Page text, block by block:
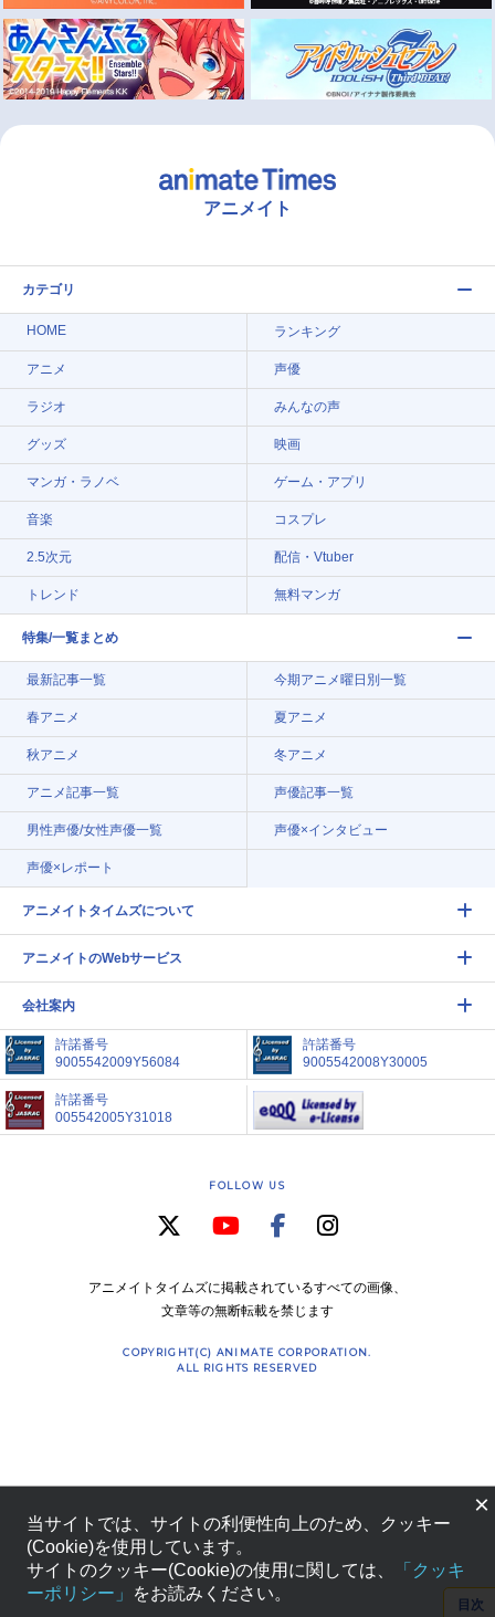
アニメイト
カテゴリ
HOME ランキング
アニメ 声優
ラジオ みんなの声
グッズ 映画
マンガ・ラノベ ゲーム・アプリ
音楽 コスプレ
2.5次元 配信・Vtuber
トレンド 無料マンガ
特集/一覧まとめ
最新記事一覧 今期アニメ曜日別一覧
春アニメ 夏アニメ
秋アニメ 冬アニメ
アニメ記事一覧 声優記事一覧
男性声優/女性声優一覧 声優×インタビュー
声優×レポート
アニメイトタイムズについて
アニメイトのWebサービス
会社案内
許諾番号
9005542009Y56084
許諾番号
9005542008Y30005
許諾番号
005542005Y31018
FOLLOW US
アニメイトタイムズに掲載されているすべての画像、
文章等の無断転載を禁じます
COPYRIGHT(C) ANIMATE CORPORATION.
ALL RIGHTS RESERVED
目次
×
当サイトでは、サイトの利便性向上のため、クッキー
(Cookie)を使用しています。
サイトのクッキー(Cookie)の使用に関しては、
「クッキ
ーポリシー」
をお読みください。